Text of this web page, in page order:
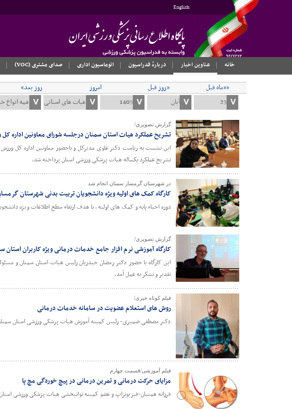
English
خانه
عناوین اخبار دربارهٔ فدراسیون اتوماسیون اداری صدای مشتری (VOC)
««ماه قبل «روز قبل امروز روز بعد»
گزارش تصویری/
تشریح عملکرد هیات استان سمنان درجلسه شورای معاونین اداره
این نشست به ریاست دکتر علوی مدیرکل و باحضور معاونین اداره کل
تشریح عملکرد یکساله هیات پزشکی ورزشی استان پرداخته شد.
در شهرستان گرمسار سمنان انجام شد
کارگاه کمک های اولیه ویژه دانشجویان تربیت بدنی شهرستان
دوره احیاء پایه و کمک های اولیه ، با هدف ارتقاء سطح اطلاعات ویژه
گزارش تصویری/
کارگاه آموزشی نرم افزار جامع خدمات درمانی ویژه کاربران استان
این کارگاه با حضور دکتر رمضان حیدریان رئیس هیات استان سمنان و
تقدیر و تشکر به عمل آمد.
فیلم کوتاه خبری/
روش های استعلام عضویت در سامانه خدمات درمانی
دکتر مصطفی ضمیری- رئیس کمیته آموزش هیات پزشکی ورزشی استان
فیلم آموزشی/قسمت چهارم
مزایای حرکت درمانی و تمرین درمانی در پیچ خوردگی مچ پا
فرزانه همتیان-فیزیوتراپ و عضو کمیته توانبخشی هیات پزشکی ورزشی